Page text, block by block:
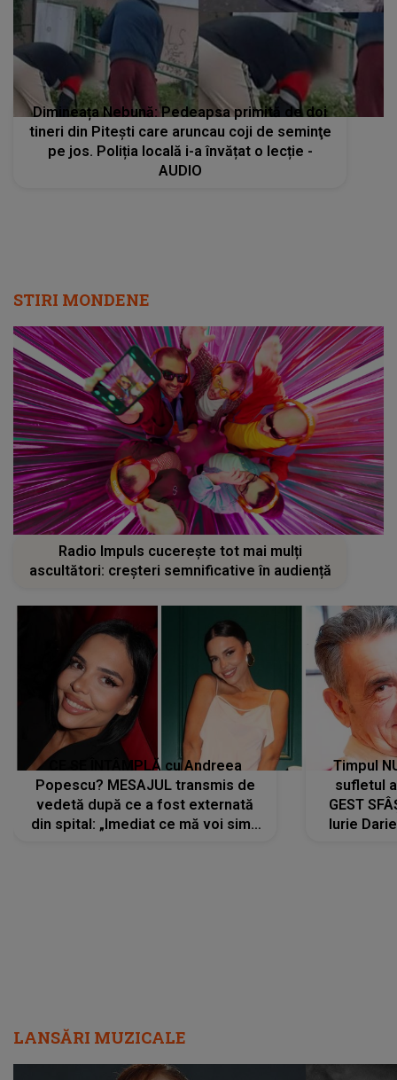
Dimineața Nebună: Pedeapsa primită de doi
tineri din Piteşti care aruncau coji de seminţe
pe jos. Poliția locală i-a învățat o lecție -
AUDIO
STIRI MONDENE
Radio Impuls cucerește tot mai mulți
ascultători: creșteri semnificative în audiență
CE SE ÎNTÂMPLĂ cu Andreea
Popescu? MESAJUL transmis de
vedetă după ce a fost externată
din spital: „Imediat ce mă voi simți
Timpul
sufletul
GEST
Iurie
LANSĂRI MUZICALE